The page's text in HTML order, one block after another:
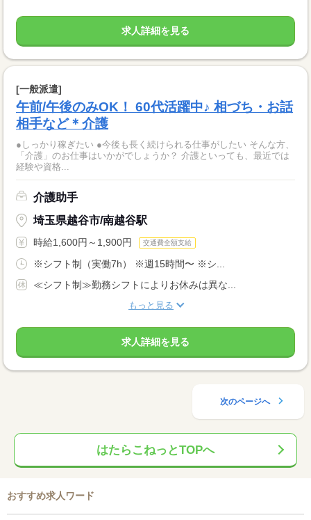
求人詳細を見る
[一般派遣]
午前/午後のみOK！ 60代活躍中♪ 相づち・お話
相手など＊介護
●しっかり稼ぎたい ●今後も長く続けられる仕事がしたい そんな方、
「介護」のお仕事はいかがでしょうか？ 介護といっても、最近では
経験や資格...
介護助手
埼玉県越谷市/南越谷駅
時給1,600円～1,900円 交通費全額支給
※シフト制（実働7h） ※週15時間〜 ※シ...
≪シフト制≫勤務シフトによりお休みは異な...
もっと見る
求人詳細を見る
次のページへ
はたらこねっとTOPへ
おすすめ求人ワード